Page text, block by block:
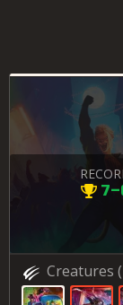
Creatures